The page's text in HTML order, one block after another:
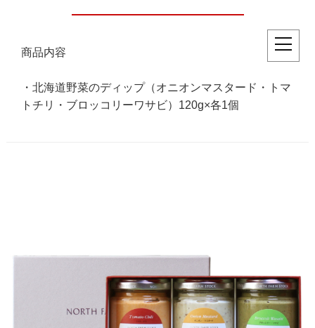
商品内容
・北海道野菜のディップ（オニオンマスタード・トマ
トチリ・ブロッコリーワサビ）120g×各1個